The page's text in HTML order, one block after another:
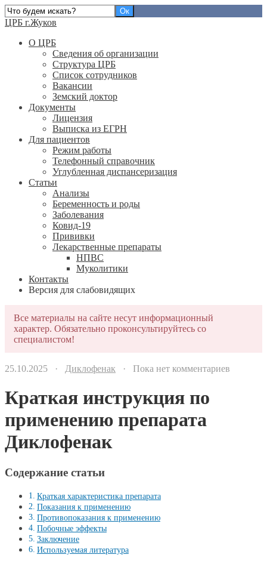
ЦРБ г.Жуков
О ЦРБ
Сведения об организации
Структура ЦРБ
Список сотрудников
Вакансии
Земский доктор
Документы
Лицензия
Выписка из ЕГРН
Для пациентов
Режим работы
Телефонный справочник
Углубленная диспансеризация
Статьи
Анализы
Беременность и роды
Заболевания
Ковид-19
Прививки
Лекарственные препараты
НПВС
Муколитики
Контакты
Версия для слабовидящих
Все материалы на сайте несут информационный
характер. Обязательно проконсультируйтесь со
специалистом!
25.10.2025 · Диклофенак · Пока нет комментариев
Краткая инструкция по
применению препарата
Диклофенак
Содержание статьи
Краткая характеристика препарата
Показания к применению
Противопоказания к применению
Побочные эффекты
Заключение
Используемая литература